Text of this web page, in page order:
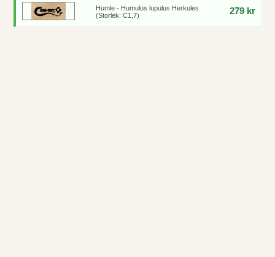
Humle - Humulus lupulus Herkules
(Storlek: C1,7)
279 kr